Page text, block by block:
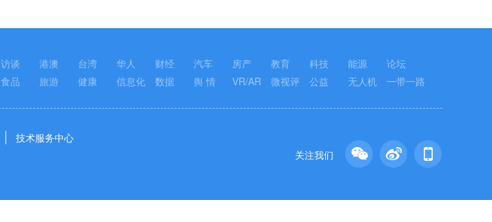
访谈 港澳 台湾 华人 财经 汽车 房产 教育 科技 能源
论坛
食品 旅游 健康 信息化 数据 舆 情 VR/AR 微视评 公益 无人机 一带一路
关注我们
技术服务中心